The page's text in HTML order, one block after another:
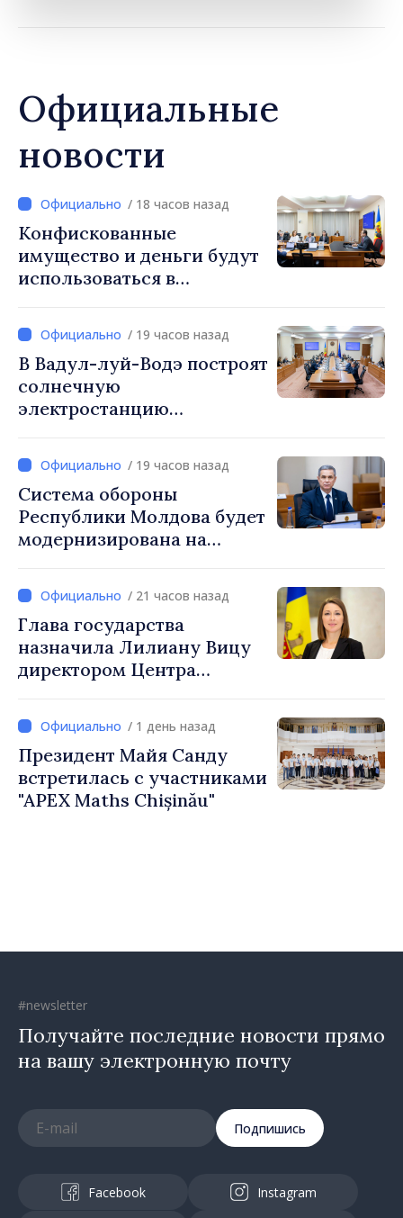
Официальные
новости
/ 18 часов назад
Конфискованные
имущество и деньги будут
использоваться в
общественных интересах
/ 19 часов назад
В Вадул-луй-Водэ построят
солнечную
электростанцию
системой накопления на 60
МВт·ч
/ 19 часов назад
Система обороны
Республики Молдова будет
модернизирована на
внедрению Национальной
стратегии обороны
/ 21 часов назад
Глава государства
назначила Лилиану Вицу
директором Центра
коммуникации и
противодействия
дезинформации
/ 1 день назад
Президент Майя Санду
встретилась с участниками
"APEX Maths Chișinău"
#newsletter
Получайте последние новости прямо
на вашу электронную почту
Подпишись
Facebook Instagram